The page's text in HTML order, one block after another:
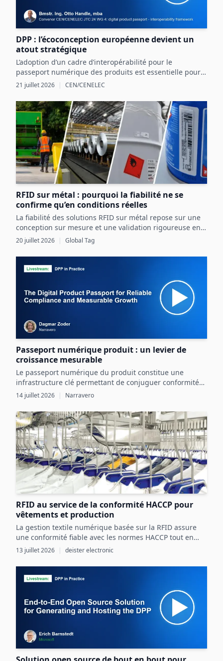
DPP : l’écoconception européenne devient un
atout stratégique
L’adoption d’un cadre d’interopérabilité pour le
passeport numérique des produits est essentielle pour
structurer les données produit et exploiter les
opportunités réglementaires et commerciales en
Europe.
21 juillet 2026 | CEN/CENELEC
RFID sur métal : pourquoi la fiabilité ne se
confirme qu’en conditions réelles
La fiabilité des solutions RFID sur métal repose sur une
conception sur mesure et une validation rigoureuse en
conditions réelles, intégrant pleinement les contraintes
de l’actif et de l’environnement industriel.
20 juillet 2026 | Global Tag
Passeport numérique produit : un levier de
croissance mesurable
Le passeport numérique du produit constitue une
infrastructure clé permettant de conjuguer conformité
réglementaire et transformation digitale pour une
croissance mesurable.
14 juillet 2026 | Narravero
RFID au service de la conformité HACCP pour
vêtements et production
La gestion textile numérique basée sur la RFID assure
une conformité fiable avec les normes HACCP tout en
optimisant les ressources et la sécurité dans les
processus agroalimentaires.
13 juillet 2026 | deister electronic